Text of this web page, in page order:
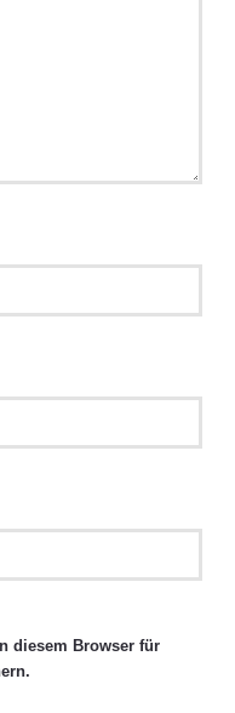
diesem Browser für